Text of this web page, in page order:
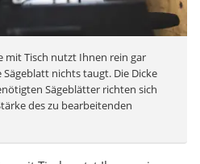
mit Tisch nutzt Ihnen rein gar
nichts taugt. Die Dicke
Sägeblätter richten sich
des zu bearbeitenden